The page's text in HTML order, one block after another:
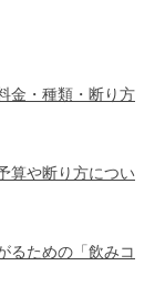
金・種類・断り方
算や断り方につい
るための「飲みコ